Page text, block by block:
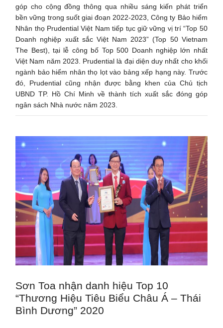
góp cho cộng đồng thông qua nhiều sáng kiến phát triển
bền vững trong suốt giai đoạn 2022-2023, Công ty Bảo hiểm
Nhân thọ Prudential Việt Nam tiếp tục giữ vững vị trí “Top 50
Doanh nghiệp xuất sắc Việt Nam 2023” (Top 50 Vietnam
The Best), tại lễ công bố Top 500 Doanh nghiệp lớn nhất
Việt Nam năm 2023. Prudential là đại diện duy nhất cho khối
ngành bảo hiểm nhân thọ lọt vào bảng xếp hạng này. Trước
đó, Prudential cũng nhận được bằng khen của Chủ tịch
UBND TP. Hồ Chí Minh về thành tích xuất sắc đóng góp
ngân sách Nhà nước năm 2023.
Sơn Toa nhận danh hiệu Top 10
“Thương Hiệu Tiêu Biểu Châu Á – Thái
Bình Dương” 2020